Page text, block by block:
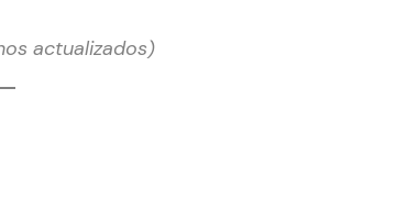
actualizados)